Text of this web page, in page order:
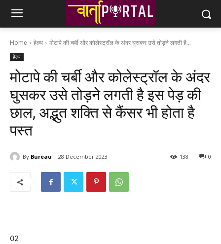
Home हेल्थ मोटापे की चर्बी और कोलेस्ट्रॉल के अंदर घुसकर उसे तोड़ने लगती है...
हेल्थ
मोटापे की चर्बी और कोलेस्ट्रॉल के अंदर
घुसकर उसे तोड़ने लगती है इस पेड़ की
छाल, अद्भुत शक्ति से कैंसर भी होता है
पस्त
By Bureau 28 December 2023 0
138
02